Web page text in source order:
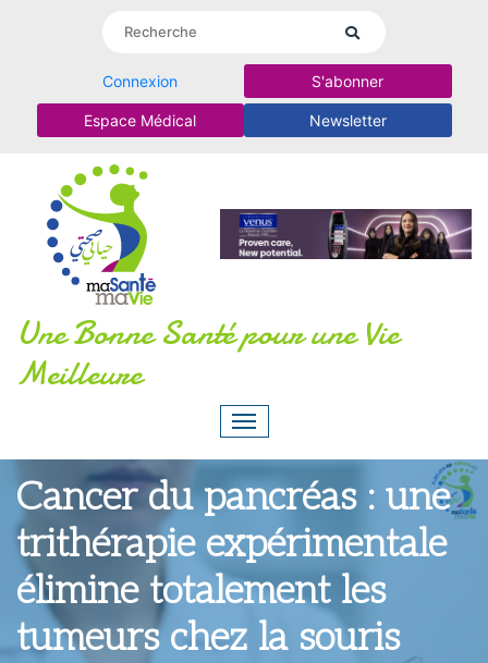
Connexion S'abonner
Espace Médical Newsletter
Une Bonne Santé pour une Vie
Meilleure
Cancer du pancréas : une
trithérapie expérimentale
élimine totalement les
tumeurs chez la souris